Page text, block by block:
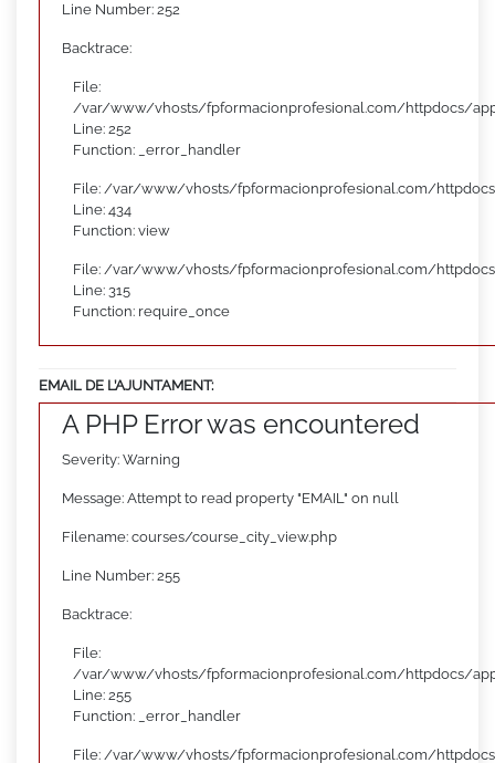
Line Number: 252
Backtrace:
File:
/var/www/vhosts/fpformacionprofesional.com/httpdocs/
Line: 252
Function: _error_handler
File: /var/www/vhosts/fpformacionprofesional.com/
Line: 434
Function: view
File: /var/www/vhosts/fpformacionprofesional.com/
Line: 315
Function: require_once
EMAIL DE L’AJUNTAMENT:
A PHP Error was encountered
Severity: Warning
Message: Attempt to read property "EMAIL" on null
Filename: courses/course_city_view.php
Line Number: 255
Backtrace:
File:
/var/www/vhosts/fpformacionprofesional.com/httpdocs/
Line: 255
Function: _error_handler
File: /var/www/vhosts/fpformacionprofesional.com/